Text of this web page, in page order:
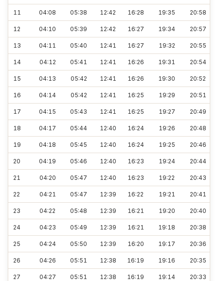
11 04:08 05:38 12:42 16:28 19:35 20:58
12 04:10 05:39 12:42 16:27 19:34 20:57
13 04:11 05:40 12:41 16:27 19:32 20:55
14 04:12 05:41 12:41 16:26 19:31 20:54
15 04:13 05:42 12:41 16:26 19:30 20:52
16 04:14 05:42 12:41 16:25 19:29 20:51
17 04:15 05:43 12:41 16:25 19:27 20:49
18 04:17 05:44 12:40 16:24 19:26 20:48
19 04:18 05:45 12:40 16:24 19:25 20:46
20 04:19 05:46 12:40 16:23 19:24 20:44
21 04:20 05:47 12:40 16:23 19:22 20:43
22 04:21 05:47 12:39 16:22 19:21 20:41
23 04:22 05:48 12:39 16:21 19:20 20:40
24 04:23 05:49 12:39 16:21 19:18 20:38
25 04:24 05:50 12:39 16:20 19:17 20:36
26 04:26 05:51 12:38 16:19 19:16 20:35
27 04:27 05:51 12:38 16:19 19:14 20:33